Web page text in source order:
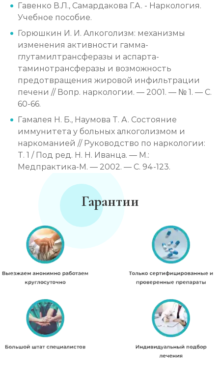
Гавенко В.Л., Самардакова Г.А. - Наркология.
Учебное пособие.
Горюшкин И. И. Алкоголизм: механизмы
изменения активности гамма-
глутамилтрансферазы и аспарта-
таминотрансферазы и возможность
предотвращения жировой инфильтрации
печени // Вопр. наркологии. — 2001. — № 1. — С.
60-66.
Гамалея Н. Б., Наумова Т. А. Состояние
иммунитета у больных алкоголизмом и
наркоманией // Руководство по наркологии:
Т. 1 / Под ред. Н. Н. Иванца. — М.:
Медпрактика-М. — 2002. — С. 94-123.
Гарантии